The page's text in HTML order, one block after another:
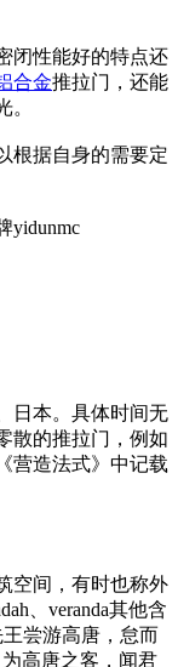
闭性能好的特点还
合金推拉门，还能
。
根据自身的需要定
yidunmc
日本。具体时间无
散的推拉门，例如
营造法式》中记载
空间，有时也称外
、veranda其他含
尝游高唐，怠而
高唐之客，闻君